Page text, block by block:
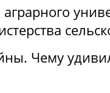
Чему